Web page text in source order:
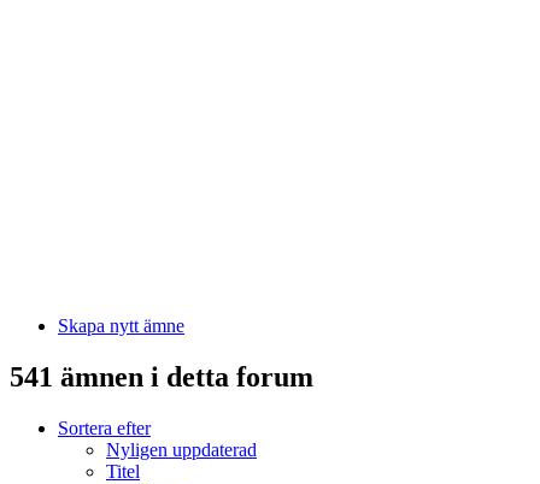
Skapa nytt ämne
541 ämnen i detta forum
Sortera efter
Nyligen uppdaterad
Titel